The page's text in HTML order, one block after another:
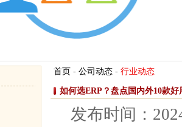
首页 - 公司动态 - 行业动态
如何选ERP？盘点国内外10款好
发布时间：